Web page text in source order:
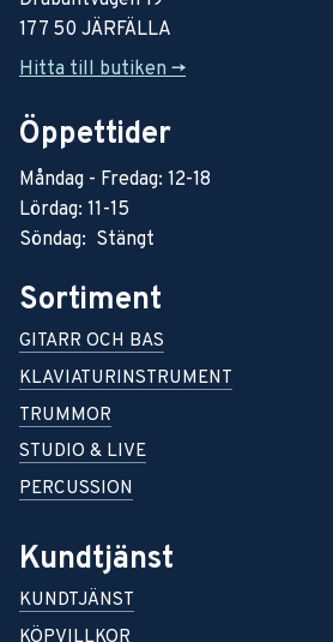
177 50 JÄRFÄLLA
Hitta till butiken ->
Öppettider
Måndag - Fredag: 12-18
Lördag: 11-15
Söndag: Stängt
Sortiment
GITARR OCH BAS
KLAVIATURINSTRUMENT
TRUMMOR
STUDIO & LIVE
PERCUSSION
Kundtjänst
KUNDTJÄNST